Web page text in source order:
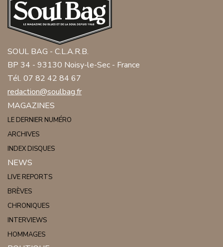
SOUL BAG - C.L.A.R.B.
BP 34 - 93130 Noisy-le-Sec - France
Tél. 07 82 42 84 67
redaction@soulbag.fr
MAGAZINES
LE DERNIER NUMÉRO
ARCHIVES
INDEX DISQUES
NEWS
LIVE REPORTS
BRÈVES
CHRONIQUES
INTERVIEWS
HOMMAGES